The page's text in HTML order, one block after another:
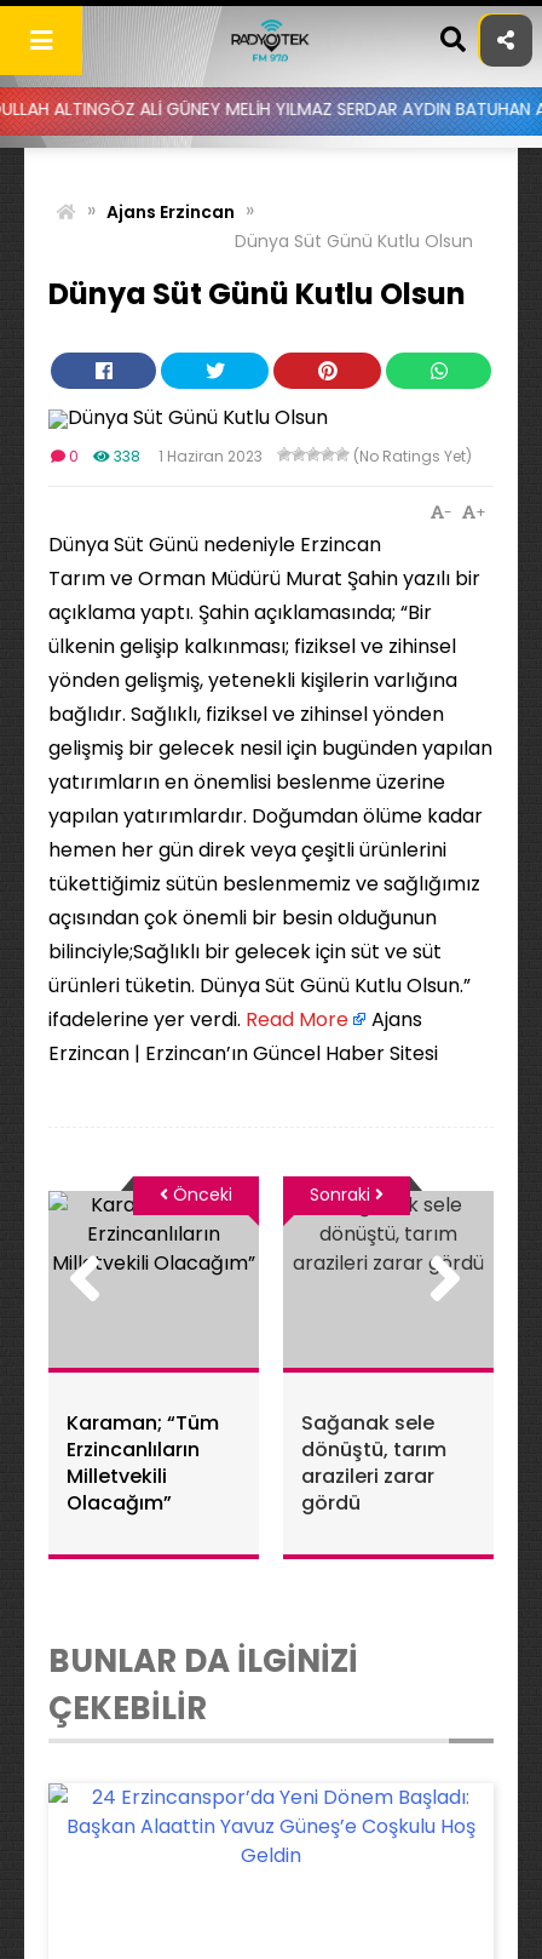
Skip
content
ALİ GÜNEY MELİH YILMAZ SERDAR AYDIN BATUHAN
» Ajans Erzincan »
Dünya Süt Günü Kutlu Olsun
Dünya Süt Günü Kutlu Olsun
0 338 1 Haziran 2023 (No Ratings Yet)
+
-
Dünya Süt Günü nedeniyle Erzincan
Tarım ve Orman Müdürü Murat Şahin yazılı bir
açıklama yaptı. Şahin açıklamasında; “Bir
ülkenin gelişip kalkınması; fiziksel ve zihinsel
yönden gelişmiş, yetenekli kişilerin varlığına
bağlıdır. Sağlıklı, fiziksel ve zihinsel yönden
gelişmiş bir gelecek nesil için bugünden yapılan
yatırımların en önemlisi beslenme üzerine
yapılan yatırımlardır. Doğumdan ölüme kadar
hemen her gün direk veya çeşitli ürünlerini
tükettiğimiz sütün beslenmemiz ve sağlığımız
açısından çok önemli bir besin olduğunun
bilinciyle;Sağlıklı bir gelecek için süt ve süt
ürünleri tüketin. Dünya Süt Günü Kutlu Olsun.”
ifadelerine yer verdi. ​ Read More
Ajans
Erzincan | Erzincan’ın Güncel Haber Sitesi
Karaman; “Tüm
Erzincanlıların
Milletvekili
Olacağım”
Önceki
Sağanak sele
dönüştü, tarım
arazileri zarar
gördü
Sonraki
BUNLAR DA İLGİNİZİ
ÇEKEBİLİR